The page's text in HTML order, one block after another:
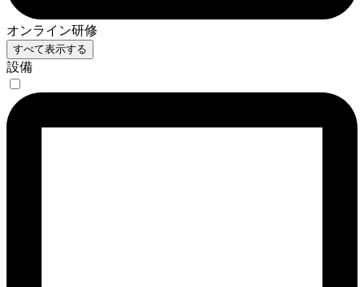
オンライン研修
すべて表示する
設備